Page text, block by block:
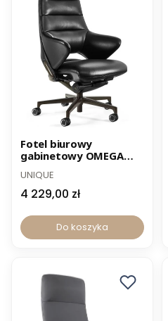
Nowość
-12% z kodem PROMO12
Fotel biurowy
gabinetowy OMEGA
UNIQUE
4 229,00 zł
Do koszyka